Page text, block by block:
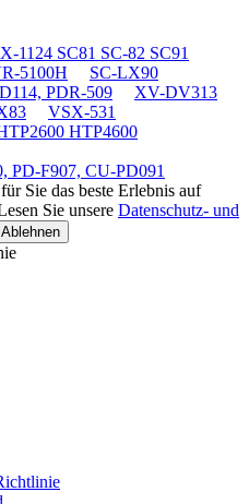
1124 SC81 SC-82 SC91
5100H
SC-LX90
PDR-509
XV-DV313
VSX-531
HTP4600
PD-F907, CU-PD091
Sie das beste Erlebnis auf
Sie unsere Datenschutz- und
Ablehnen